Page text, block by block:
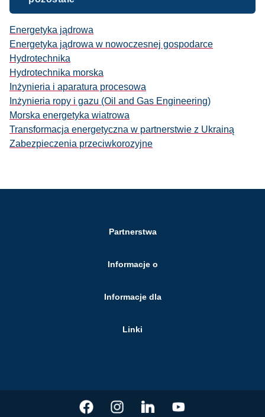
Energetyka jądrowa
Energetyka jądrowa w nowoczesnej gospodarce
Hydrotechnika
Hydrotechnika morska
Inżynieria i aparatura procesowa
Inżynieria ropy i gazu (Oil and Gas Engineering)
Morska energetyka wiatrowa
Transformacja energetyczna w partnerstwie z Ukrainą
Zabezpieczenia przeciwkorozyjne
Partnerstwa
Informacje o
Informacje dla
Linki